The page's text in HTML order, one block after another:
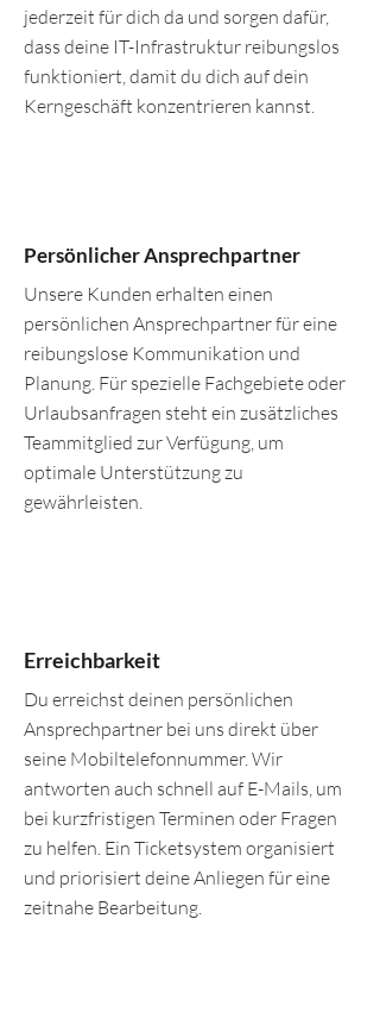
jederzeit für dich da und sorgen dafür,
dass deine IT-Infrastruktur reibungslos
funktioniert, damit du dich auf dein
Kerngeschäft konzentrieren kannst.
Persönlicher Ansprechpartner
Unsere Kunden erhalten einen
persönlichen Ansprechpartner für eine
reibungslose Kommunikation und
Planung. Für spezielle Fachgebiete oder
Urlaubsanfragen steht ein zusätzliches
Teammitglied zur Verfügung, um
optimale Unterstützung zu
gewährleisten.
Erreichbarkeit
Du erreichst deinen persönlichen
Ansprechpartner bei uns direkt über
seine Mobiltelefonnummer. Wir
antworten auch schnell auf E-Mails, um
bei kurzfristigen Terminen oder Fragen
zu helfen. Ein Ticketsystem organisiert
und priorisiert deine Anliegen für eine
zeitnahe Bearbeitung.